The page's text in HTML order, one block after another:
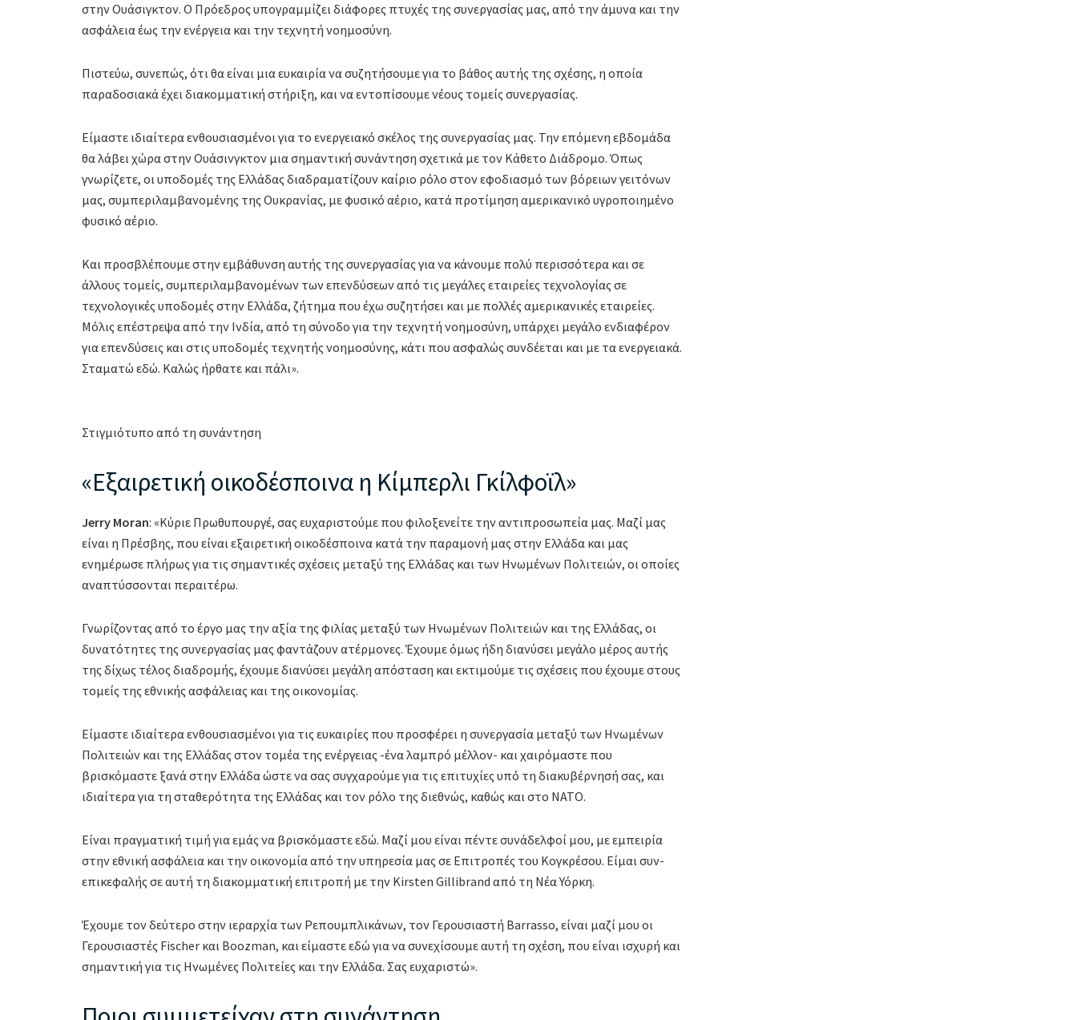
στην Ουάσιγκτον. Ο Πρόεδρος υπογραμμίζει διάφορες πτυχές της συνεργασίας μας, από την άμυνα και την
ασφάλεια έως την ενέργεια και την τεχνητή νοημοσύνη.
Πιστεύω, συνεπώς, ότι θα είναι μια ευκαιρία να συζητήσουμε για το βάθος αυτής της σχέσης, η οποία
παραδοσιακά έχει διακομματική στήριξη, και να εντοπίσουμε νέους τομείς συνεργασίας.
Είμαστε ιδιαίτερα ενθουσιασμένοι για το ενεργειακό σκέλος της συνεργασίας μας. Την επόμενη εβδομάδα
θα λάβει χώρα στην Ουάσινγκτον μια σημαντική συνάντηση σχετικά με τον Κάθετο Διάδρομο. Όπως
γνωρίζετε, οι υποδομές της Ελλάδας διαδραματίζουν καίριο ρόλο στον εφοδιασμό των βόρειων γειτόνων
μας, συμπεριλαμβανομένης της Ουκρανίας, με φυσικό αέριο, κατά προτίμηση αμερικανικό υγροποιημένο
φυσικό αέριο.
Και προσβλέπουμε στην εμβάθυνση αυτής της συνεργασίας για να κάνουμε πολύ περισσότερα και σε
άλλους τομείς, συμπεριλαμβανομένων των επενδύσεων από τις μεγάλες εταιρείες τεχνολογίας σε
τεχνολογικές υποδομές στην Ελλάδα, ζήτημα που έχω συζητήσει και με πολλές αμερικανικές εταιρείες.
Μόλις επέστρεψα από την Ινδία, από τη σύνοδο για την τεχνητή νοημοσύνη, υπάρχει μεγάλο ενδιαφέρον
για επενδύσεις και στις υποδομές τεχνητής νοημοσύνης, κάτι που ασφαλώς συνδέεται και με τα ενεργειακά.
Σταματώ εδώ. Καλώς ήρθατε και πάλι».
Στιγμιότυπο από τη συνάντηση
«Εξαιρετική οικοδέσποινα η Κίμπερλι Γκίλφοϊλ»
Jerry Moran: «Κύριε Πρωθυπουργέ, σας ευχαριστούμε που φιλοξενείτε την αντιπροσωπεία μας. Μαζί μας
είναι η Πρέσβης, που είναι εξαιρετική οικοδέσποινα κατά την παραμονή μας στην Ελλάδα και μας
ενημέρωσε πλήρως για τις σημαντικές σχέσεις μεταξύ της Ελλάδας και των Ηνωμένων Πολιτειών, οι οποίες
αναπτύσσονται περαιτέρω.
Γνωρίζοντας από το έργο μας την αξία της φιλίας μεταξύ των Ηνωμένων Πολιτειών και της Ελλάδας, οι
δυνατότητες της συνεργασίας μας φαντάζουν ατέρμονες. Έχουμε όμως ήδη διανύσει μεγάλο μέρος αυτής
της δίχως τέλος διαδρομής, έχουμε διανύσει μεγάλη απόσταση και εκτιμούμε τις σχέσεις που έχουμε στους
τομείς της εθνικής ασφάλειας και της οικονομίας.
Είμαστε ιδιαίτερα ενθουσιασμένοι για τις ευκαιρίες που προσφέρει η συνεργασία μεταξύ των Ηνωμένων
Πολιτειών και της Ελλάδας στον τομέα της ενέργειας -ένα λαμπρό μέλλον- και χαιρόμαστε που
βρισκόμαστε ξανά στην Ελλάδα ώστε να σας συγχαρούμε για τις επιτυχίες υπό τη διακυβέρνησή σας, και
ιδιαίτερα για τη σταθερότητα της Ελλάδας και τον ρόλο της διεθνώς, καθώς και στο ΝΑΤΟ.
Είναι πραγματική τιμή για εμάς να βρισκόμαστε εδώ. Μαζί μου είναι πέντε συνάδελφοί μου, με εμπειρία
στην εθνική ασφάλεια και την οικονομία από την υπηρεσία μας σε Επιτροπές του Κογκρέσου. Είμαι συν-
επικεφαλής σε αυτή τη διακομματική επιτροπή με την Kirsten Gillibrand από τη Νέα Υόρκη.
Έχουμε τον δεύτερο στην ιεραρχία των Ρεπουμπλικάνων, τον Γερουσιαστή Barrasso, είναι μαζί μου οι
Γερουσιαστές Fischer και Boozman, και είμαστε εδώ για να συνεχίσουμε αυτή τη σχέση, που είναι ισχυρή και
σημαντική για τις Ηνωμένες Πολιτείες και την Ελλάδα. Σας ευχαριστώ».